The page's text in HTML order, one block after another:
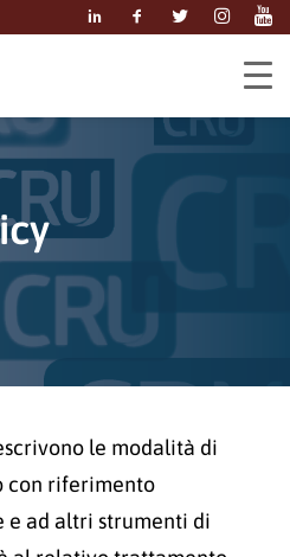
icy
le modalità di
con riferimento
e ad altri strumenti di